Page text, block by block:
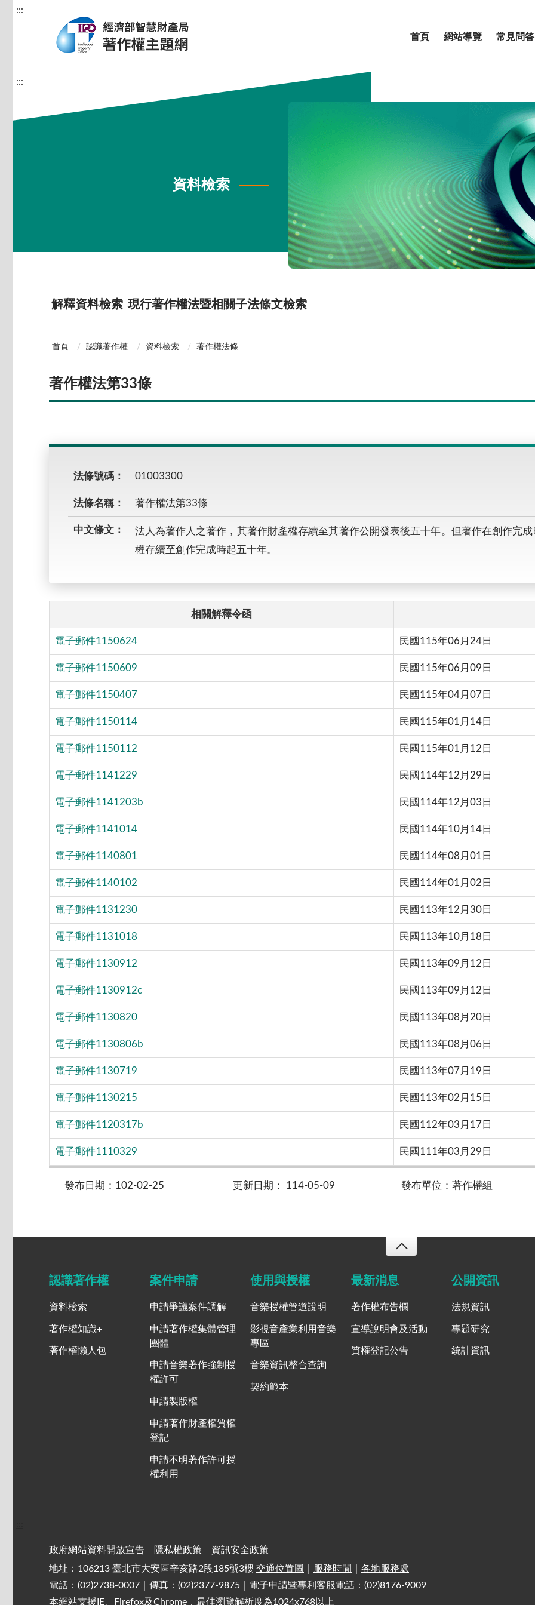
:::
首頁 網站導覽 常見問答
:::
資料檢索
解釋資料檢索 現行著作權法暨相關子法條文檢索
首頁 認識著作權 資料檢索 著作權法條
著作權法第33條
法條號碼： 01003300
法條名稱： 著作權法第33條
中文條文：
法人為著作人之著作，其著作財產權存續至其著作公開發表後五十年。但著作在創作完
權存續至創作完成時起五十年。
相關解釋令函
電子郵件1150624 民國115年06月24日
電子郵件1150609 民國115年06月09日
電子郵件1150407 民國115年04月07日
電子郵件1150114 民國115年01月14日
電子郵件1150112 民國115年01月12日
電子郵件1141229 民國114年12月29日
電子郵件1141203b 民國114年12月03日
電子郵件1141014 民國114年10月14日
電子郵件1140801 民國114年08月01日
電子郵件1140102 民國114年01月02日
電子郵件1131230 民國113年12月30日
電子郵件1131018 民國113年10月18日
電子郵件1130912 民國113年09月12日
電子郵件1130912c 民國113年09月12日
電子郵件1130820 民國113年08月20日
電子郵件1130806b 民國113年08月06日
電子郵件1130719 民國113年07月19日
電子郵件1130215 民國113年02月15日
電子郵件1120317b 民國112年03月17日
電子郵件1110329 民國111年03月29日
發布日期：102-02-25 更新日期： 114-05-09 發布單位：著作權組
認識著作權
資料檢索
著作權知識+
著作權懶人包
案件申請
申請爭議案件調解
申請著作權集體管理
團體
申請音樂著作強制授
權許可
申請製版權
申請著作財產權質權
登記
申請不明著作許可授
權利用
使用與授權
音樂授權管道說明
影視音產業利用音樂
專區
音樂資訊整合查詢
契約範本
最新消息
著作權布告欄
宣導說明會及活動
質權登記公告
公開資訊
法規資訊
專題研究
統計資訊
政府網站資料開放宣告 隱私權政策
資訊安全政策
地址：106213 臺北市大安區辛亥路2段185號3樓 交通位置圖 服務時間
各地服務處
電話：(02)2738-0007｜傳真：(02)2377-9875｜電子申請暨專利客服電話：(02)8176-9009
本網站支援IE、Firefox及Chrome，最佳瀏覽解析度為1024x768以上